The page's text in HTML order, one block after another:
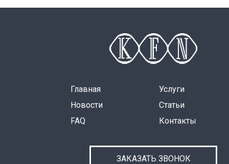
Главная
Услуги
Новости
Статьи
FAQ
Контакты
ЗАКАЗАТЬ ЗВОНОК